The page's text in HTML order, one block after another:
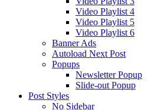
Video Playlist 4
Video Playlist 5
Video Playlist 6
Banner Ads
Autoload Next Post
Popups
Newsletter Popup
Slide-out Popup
Post Styles
No Sidebar